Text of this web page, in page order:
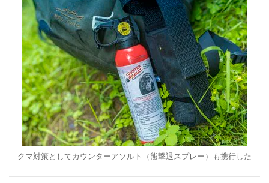
クマ対策としてカウンターアソルト（熊撃退スプレー）も携行した